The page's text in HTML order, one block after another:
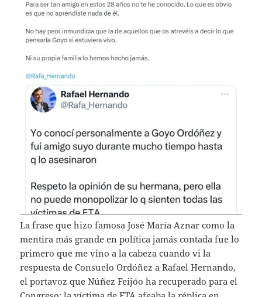
La frase que hizo famosa José María Aznar como la
mentira más grande en política jamás contada fue lo
primero que me vino a la cabeza cuando vi la
respuesta de Consuelo Ordóñez a Rafael Hernando,
el portavoz que Núñez Feijóo ha recuperado para el